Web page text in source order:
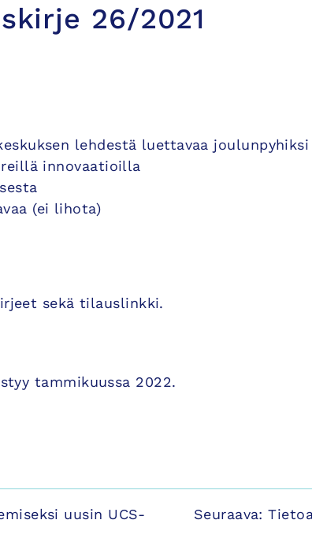
26/2021
lehdestä luettavaa joulunpyhiksi
innovaatioilla
(ei lihota)
sekä tilauslinkki.
tammikuussa 2022.
uusin UCS-
Seuraava: